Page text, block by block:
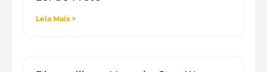
Leia Mais >